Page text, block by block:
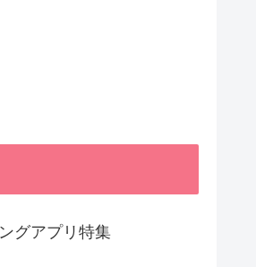
グアプリ特集